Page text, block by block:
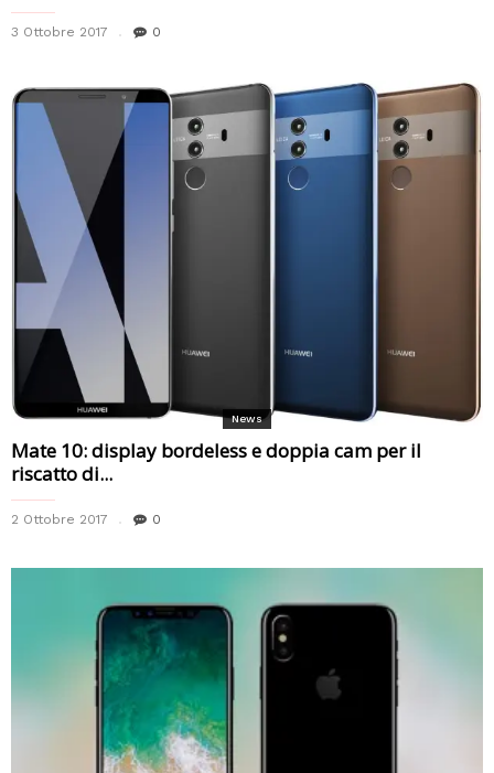
3 Ottobre 2017 0
News
Mate 10: display bordeless e doppia cam per il
riscatto di...
2 Ottobre 2017 0